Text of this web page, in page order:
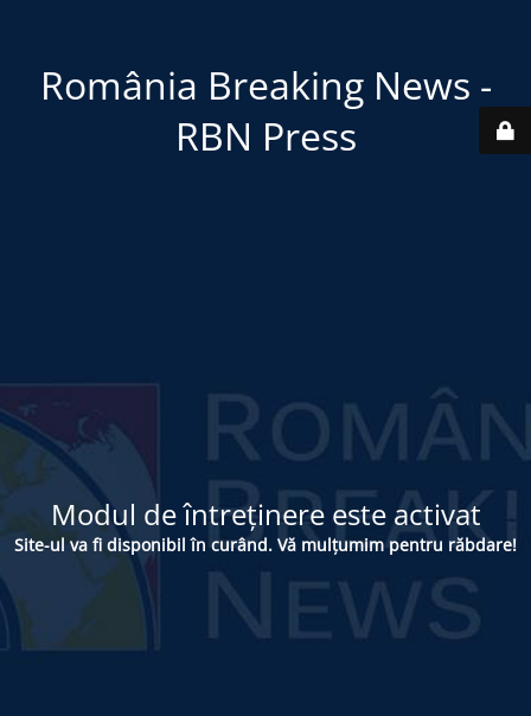
România Breaking News -
RBN Press
Modul de întreținere este activat
Site-ul va fi disponibil în curând. Vă mulțumim pentru răbdare!